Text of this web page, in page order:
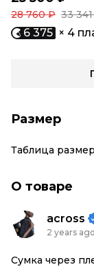
28 760 ₽ 33
6 375 × 4
Размер
Таблица
О товаре
across
2 years
Сумка через